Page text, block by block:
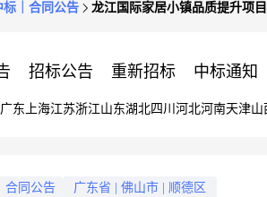
标｜合同公告 龙江国际家居小镇品质提升项
招标公告 重新招标 中标通知
广东 上海江苏浙江山东湖北四川 河北河南天津山
合同公告 广东省 佛山市 顺德区